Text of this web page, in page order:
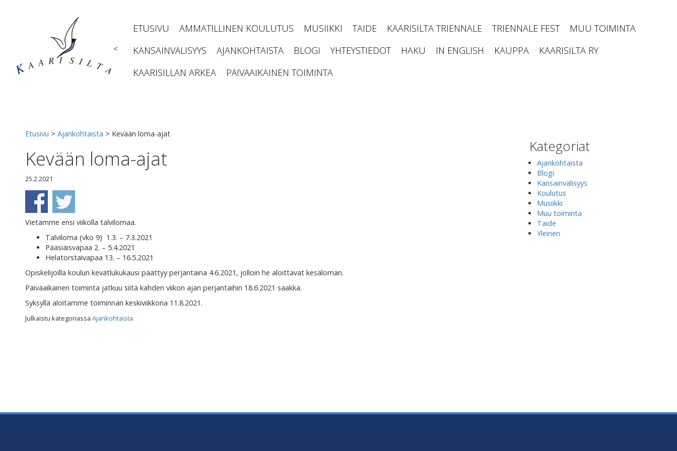
<
ETUSIVU AMMATILLINEN KOULUTUS MUSIIKKI TAIDE KAARISILTA TRIENNALE TRIENNALE FEST
MUU TOIMINTA
KANSAINVÄLISYYS
AJANKOHTAISTA BLOGI YHTEYSTIEDOT HAKU IN ENGLISH KAUPPA
KAARISILTA RY
KAARISILLAN ARKEA
PÄIVÄAIKAINEN TOIMINTA
Etusivu > Ajankohtaista > Kevään loma-ajat
Kevään loma-ajat
25.2.2021
Vietämme ensi viikolla talvilomaa.
Talviloma (vko 9) 1.3. – 7.3.2021
Pääsiäisvapaa 2. – 5.4.2021
Helatorstaivapaa 13. – 16.5.2021
Opiskelijoilla koulun kevätlukukausi päättyy perjantaina 4.6.2021, jolloin he aloittavat kesäloman.
Päiväaikainen toiminta jatkuu siitä kahden viikon ajan perjantaihin 18.6.2021 saakka.
Syksyllä aloitamme toiminnan keskiviikkona 11.8.2021.
Julkaistu kategoriassa Ajankohtaista
Kategoriat
Ajankohtaista
Blogi
Kansainvälisyys
Koulutus
Musiikki
Muu toiminta
Taide
Yleinen